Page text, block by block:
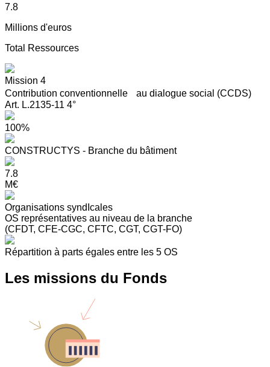
7.8
Millions d'euros
Total Ressources
Mission 4
Contribution conventionnelle au dialogue social (CCDS)
Art. L.2135-11 4°
100%
CONSTRUCTYS - Branche du bâtiment
7.8
M€
Organisations syndIcales
OS représentatives au niveau de la branche
(CFDT, CFE-CGC, CFTC, CGT, CGT-FO)
Répartition à parts égales entre les 5 OS
Les missions du Fonds